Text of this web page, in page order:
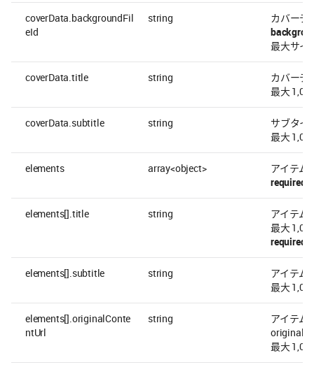
coverData.backgroundFil
eId
string
カバーデ
最大サイ
coverData.title string
カバーデ
最大
coverData.subtitle string
サブタイ
最大
elements array<object>
アイテム
required
elements[].title string
アイテム
最大
required
elements[].subtitle string
アイテム
最大
elements[].originalConte
ntUrl
string
アイテム
最大